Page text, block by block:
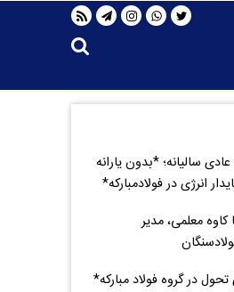
سالیانه؛ *بدون یارانه
انرژی در فولادمبارکه*
با کاوه معلمی، مدیر